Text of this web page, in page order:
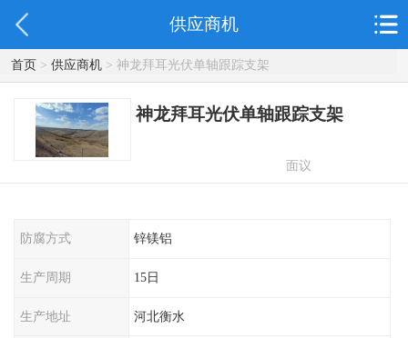
供应商机
首页> 供应商机> 神龙拜耳光伏单轴跟踪支架
神龙拜耳光伏单轴跟踪支架
面议
防腐方式 锌镁铝
生产周期 15日
生产地址 河北衡水